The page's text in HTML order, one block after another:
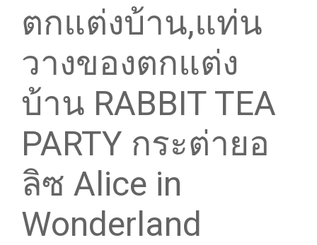
ตกแต่งบ้าน,แท่น
วางของตกแต่ง
บ้าน RABBIT TEA
PARTY กระต่ายอ
ลิซ Alice in
Wonderland